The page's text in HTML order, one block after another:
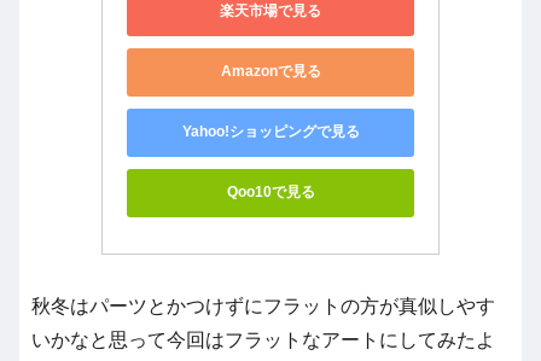
楽天市場で見る
Amazonで見る
Yahoo!ショッピングで見る
Qoo10で見る
秋冬はパーツとかつけずにフラットの方が真似しやす
いかなと思って今回はフラットなアートにしてみたよ